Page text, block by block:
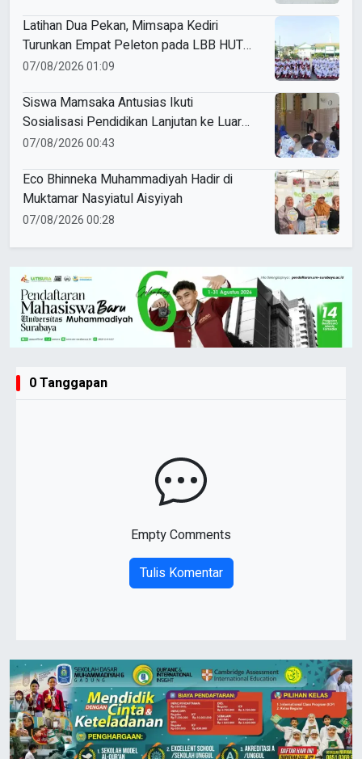
Latihan Dua Pekan, Mimsapa Kediri
Turunkan Empat Peleton pada LBB HUT
Ke-81 RI Kecamatan Pare
07/08/2026 01:09
Siswa Mamsaka Antusias Ikuti
Sosialisasi Pendidikan Lanjutan ke Luar
Negeri
07/08/2026 00:43
Eco Bhinneka Muhammadiyah Hadir di
Muktamar Nasyiatul Aisyiyah
07/08/2026 00:28
0 Tanggapan
Empty Comments
Tulis Komentar